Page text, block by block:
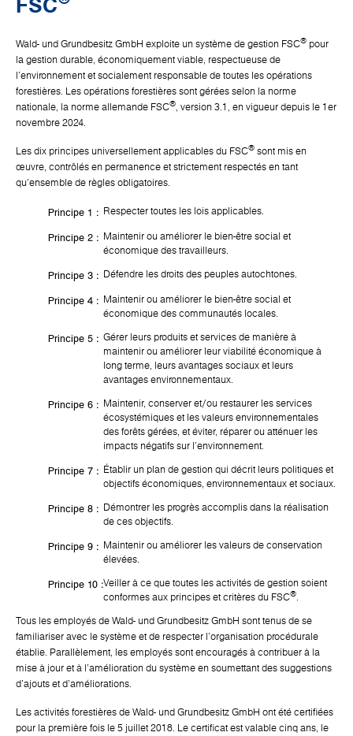
Wald- und Grundbesitz GmbH exploite un système de gestion FSC® pour
la gestion durable, économiquement viable, respectueuse de
l'environnement et socialement responsable de toutes les opérations
forestières. Les opérations forestières sont gérées selon la norme
nationale, la norme allemande FSC®, version 3.1, en vigueur depuis le 1er
novembre 2024.
Les dix principes universellement applicables du FSC® sont mis en
œuvre, contrôlés en permanence et strictement respectés en tant
qu'ensemble de règles obligatoires.
Principe 1 : Respecter toutes les lois applicables.
Principe 2 : Maintenir ou améliorer le bien-être social et
économique des travailleurs.
Principe 3 : Défendre les droits des peuples autochtones.
Principe 4 : Maintenir ou améliorer le bien-être social et
économique des communautés locales.
Principe 5 : Gérer leurs produits et services de manière à
maintenir ou améliorer leur viabilité économique à
long terme, leurs avantages sociaux et leurs
avantages environnementaux.
Principe 6 : Maintenir, conserver et/ou restaurer les services
écosystémiques et les valeurs environnementales
des forêts gérées, et éviter, réparer ou atténuer les
impacts négatifs sur l'environnement.
Principe 7 : Établir un plan de gestion qui décrit leurs politiques et
objectifs économiques, environnementaux et sociaux.
Principe 8 : Démontrer les progrès accomplis dans la réalisation
de ces objectifs.
Principe 9 : Maintenir ou améliorer les valeurs de conservation
élevées.
Principe 10 :Veiller à ce que toutes les activités de gestion soient
conformes aux principes et critères du FSC®.
Tous les employés de Wald- und Grundbesitz GmbH sont tenus de se
familiariser avec le système et de respecter l'organisation procédurale
établie. Parallèlement, les employés sont encouragés à contribuer à la
mise à jour et à l'amélioration du système en soumettant des suggestions
d'ajouts et d'améliorations.
Les activités forestières de Wald- und Grundbesitz GmbH ont été certifiées
pour la première fois le 5 juillet 2018. Le certificat est valable cinq ans, le